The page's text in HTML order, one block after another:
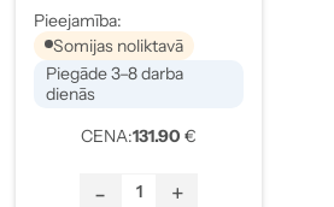
Pieejamība:
Somijas noliktavā
Piegāde 3–8 darba
dienās
CENA:131.90 €
- +